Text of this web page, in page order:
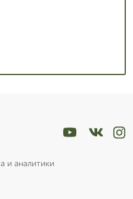
и аналитики